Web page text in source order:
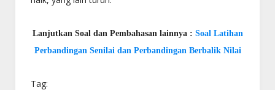
Lanjutkan Soal dan Pembahasan lainnya : Soal Latihan
Perbandingan Senilai dan Perbandingan Berbalik Nilai
Tag: